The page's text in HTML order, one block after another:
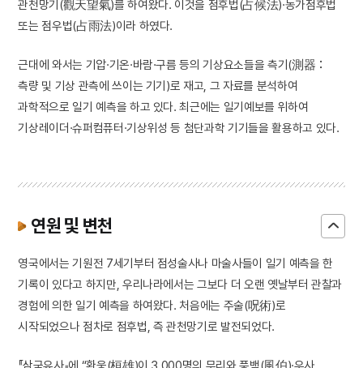
관천망기(觀天望氣)를 하여왔다. 이것을 점후법(占候法)·농가점후법
또는 점우법(占雨法)이라 하였다.
근대에 와서는 기압·기온·바람·구름 등의 기상요소들을 측기(測器：
측량 및 기상 관측에 쓰이는 기기)로 재고, 그 자료를 분석하여
과학적으로 일기 예측을 하고 있다. 최근에는 일기예보를 위하여
기상레이더·슈퍼컴퓨터·기상위성 등 첨단과학 기기들을 활용하고 있다.
연원 및 변천
영국에서는 기원전 7세기부터 점성술사나 마술사들이 일기 예측을 한
기록이 있다고 하지만, 우리나라에서는 그보다 더 오랜 옛날부터 관찰과
경험에 의한 일기 예측을 하여왔다. 처음에는 주술(呪術)로
시작되었으나 점차로 점후법, 즉 관천망기로 발전되었다.
『삼국유사』에 “환웅(桓雄)이 3,000명의 무리와 풍백(風伯)·우사